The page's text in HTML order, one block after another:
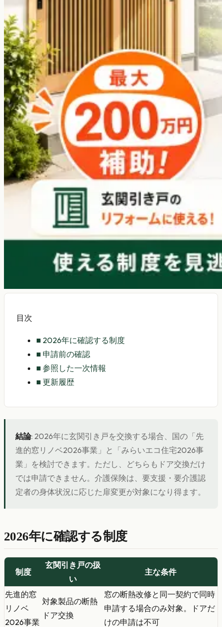
目次
■ 2026年に確認する制度
■ 申請前の確認
■ 参照した一次情報
■ 更新履歴
結論: 2026年に玄関引き戸を交換する場合、国の「先
進的窓リノベ2026事業」と「みらいエコ住宅2026事
業」を検討できます。ただし、どちらもドア交換だけ
では申請できません。介護保険は、要支援・要介護認
定者の身体状況に応じた扉変更が対象になり得ます。
2026年に確認する制度
制度
玄関引き戸の扱
い
主な条件
先進的窓
リノベ
2026事業
対象製品の断熱
ドア交換
窓の断熱改修と同一契約で同時
申請する場合のみ対象。ドアだ
けの申請は不可